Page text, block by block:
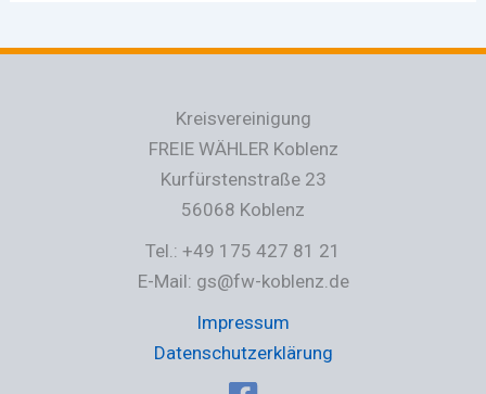
Kreisvereinigung
FREIE WÄHLER Koblenz
Kurfürstenstraße 23
56068 Koblenz
Tel.: +49 175 427 81 21
E-Mail: gs@fw-koblenz.de
Impressum
Datenschutzerklärung